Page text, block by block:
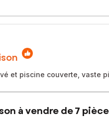
et piscine couverte, vaste
à vendre de 7